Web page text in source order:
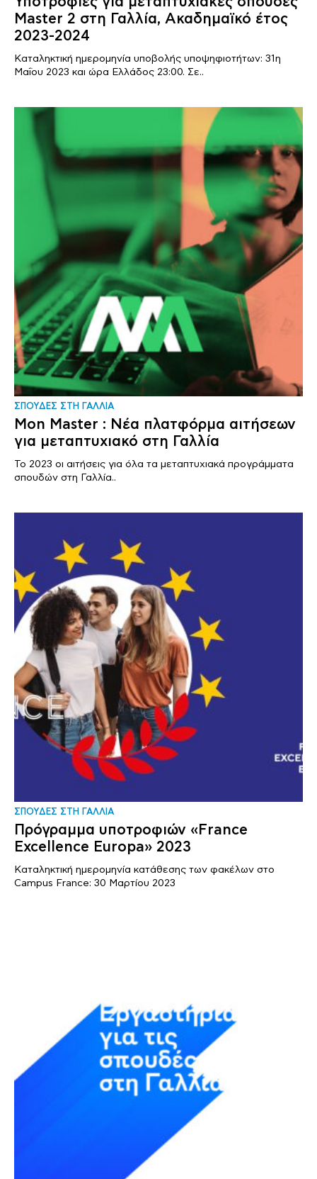
Master 2 στη Γαλλία, Ακαδημαϊκό έτος
2023-2024
Καταληκτική ημερομηνία υποβολής υποψηφιοτήτων: 31η
Μαΐου 2023 και ώρα Ελλάδος 23:00. Σε..
ΣΠΟΥΔΕΣ ΣΤΗ ΓΑΛΛΙΑ
Mon Master : Νέα πλατφόρμα αιτήσεων
για μεταπτυχιακό στη Γαλλία
Το 2023 οι αιτήσεις για όλα τα μεταπτυχιακά προγράμματα
σπουδών στη Γαλλία..
ΣΠΟΥΔΕΣ ΣΤΗ ΓΑΛΛΙΑ
Πρόγραμμα υποτροφιών «France
Excellence Europa» 2023
Καταληκτική ημερομηνία κατάθεσης των φακέλων στο
Campus France: 30 Μαρτίου 2023